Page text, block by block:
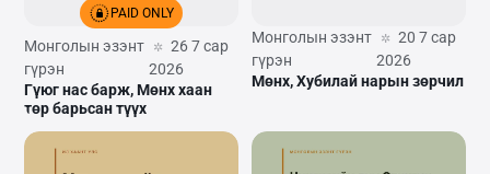
PAID ONLY
Монголын эзэнт
гүрэн
26 7 сар
2026
Гүюг нас барж, Мөнх хаан
төр барьсан түүх
Монголын эзэнт
гүрэн
20 7 сар
2026
Мөнх, Хубилай нарын зөрчил